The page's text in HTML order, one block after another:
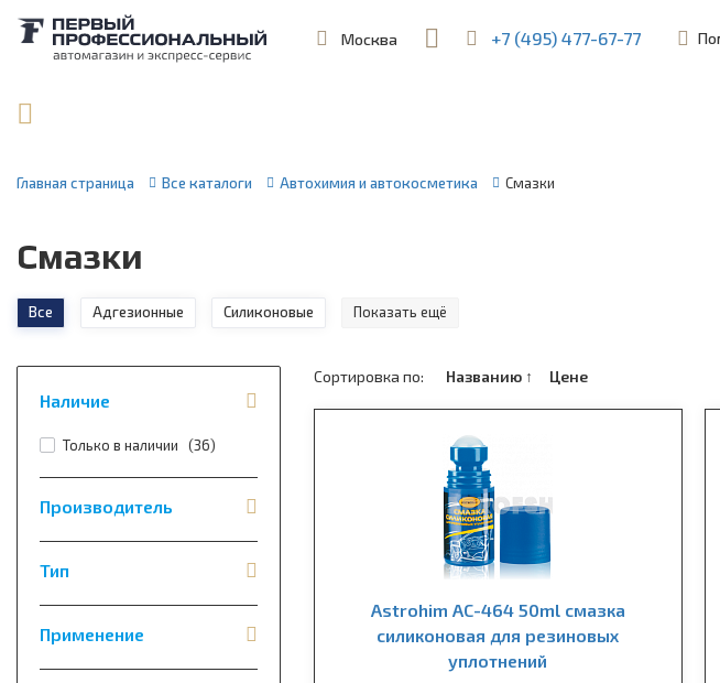
Москва ул. Шереметьевская, 45Б
+7 (495) 477-67-77
Главная страница Все каталоги Автохимия и автокосметика Смазки
Смазки
Все Адгезионные Силиконовые Показать ещё
Наличие
Только в наличии (36)
Производитель
Тип
Применение
Сортировка по: Названию ↑ Цене
Astrohim AC-464 50ml смазка
силиконовая для резиновых
уплотнений